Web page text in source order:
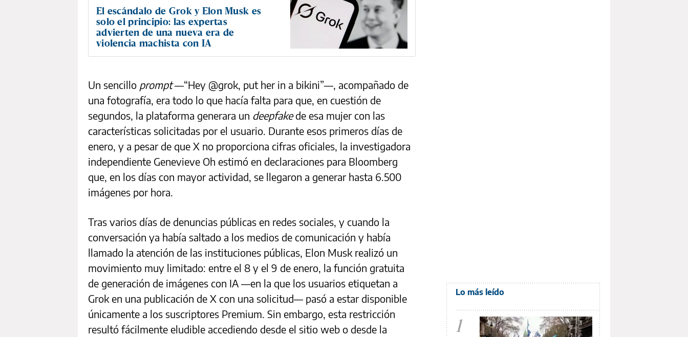
El escándalo de Grok y Elon Musk es
solo el principio: las expertas
advierten de una nueva era de
violencia machista con IA
Un sencillo prompt—“Hey @grok, put her in a bikini”—, acompañado de
una fotografía, era todo lo que hacía falta para que, en cuestión de
segundos, la plataforma generara un deepfakede esa mujer con las
características solicitadas por el usuario. Durante esos primeros días de
enero, y a pesar de que X no proporciona cifras oficiales, la investigadora
independiente Genevieve Oh estimó en declaraciones para Bloomberg
que, en los días con mayor actividad, se llegaron a generar hasta 6.500
imágenes por hora.
Tras varios días de denuncias públicas en redes sociales, y cuando la
conversación ya había saltado a los medios de comunicación y había
llamado la atención de las instituciones públicas, Elon Musk realizó un
movimiento muy limitado: entre el 8 y el 9 de enero, la función gratuita
de generación de imágenes con IA —en la que los usuarios etiquetan a
Grok en una publicación de X con una solicitud— pasó a estar disponible
únicamente a los suscriptores Premium. Sin embargo, esta restricción
resultó fácilmente eludible accediendo desde el sitio web o desde la
Lo más leído
1